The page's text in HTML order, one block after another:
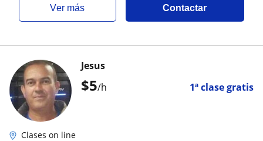
ver más Contactar
$5/h 1ª clase gratis
Jesus
Clases on line